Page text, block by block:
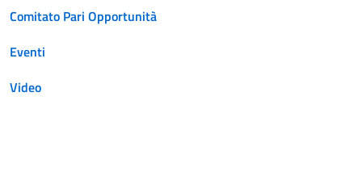
Comitato Pari Opportunità
Eventi
Video